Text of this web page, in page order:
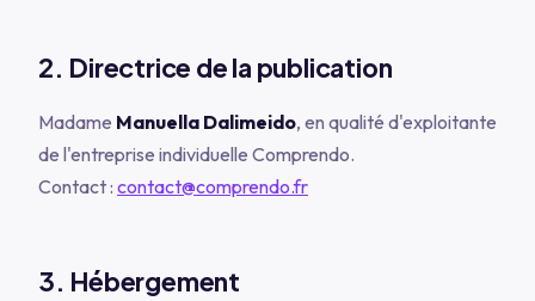
2. Directrice de la publication
Madame Manuella Dalimeido, en qualité d'exploitante
de l'entreprise individuelle Comprendo.
Contact : contact@comprendo.fr
3. Hébergement